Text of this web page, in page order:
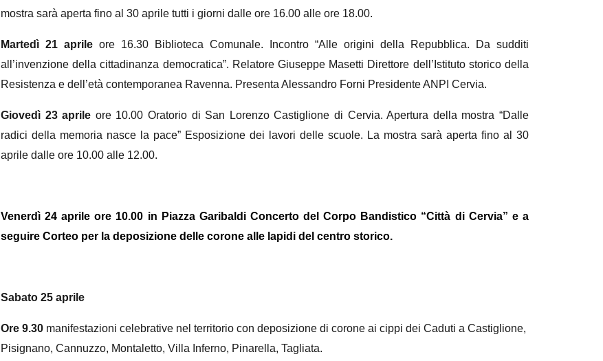
mostra sarà aperta fino al 30 aprile tutti i giorni dalle ore 16.00 alle ore 18.00.
Martedì 21 aprile ore 16.30 Biblioteca Comunale. Incontro “Alle origini della Repubblica. Da sudditi
all’invenzione della cittadinanza democratica”. Relatore Giuseppe Masetti Direttore dell’Istituto storico della
Resistenza e dell’età contemporanea Ravenna. Presenta Alessandro Forni Presidente ANPI Cervia.
Giovedì 23 aprile ore 10.00 Oratorio di San Lorenzo Castiglione di Cervia. Apertura della mostra “Dalle
radici della memoria nasce la pace” Esposizione dei lavori delle scuole. La mostra sarà aperta fino al 30
aprile dalle ore 10.00 alle 12.00.
Venerdì24 aprile ore 10.00 in Piazza Garibaldi Concerto del Corpo Bandistico “Città di Cervia” e a
seguire Corteo per la deposizione delle corone alle lapidi del centro storico.
Sabato 25 aprile
Ore 9.30manifestazioni celebrative nel territorio con deposizione di corone ai cippi dei Caduti a Castiglione,
Pisignano, Cannuzzo, Montaletto, Villa Inferno, Pinarella, Tagliata.